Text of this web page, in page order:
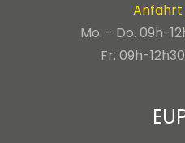
Mo. - Do. 09h-
Fr. 09h-